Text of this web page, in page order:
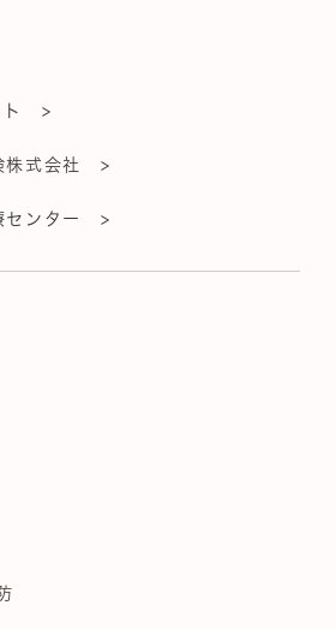
ト >
株式会社 >
センター >